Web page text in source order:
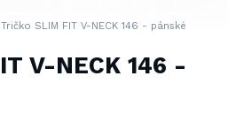
Tričko SLIM FIT V-NECK 146 - pánské
V-NECK 146 -